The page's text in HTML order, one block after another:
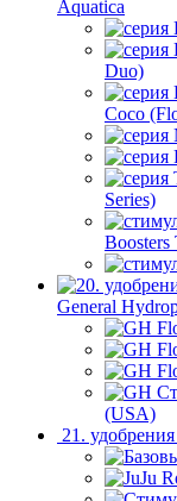
Aquatica
Duo)
Coco
Series)
Boosters
General
(USA)
21.